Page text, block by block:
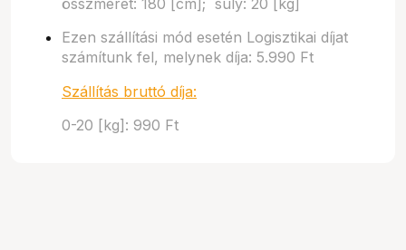
összméret: 180 [cm]; súly: 20 [kg]
Ezen szállítási mód esetén Logisztikai díjat
számítunk fel, melynek díja: 5.990 Ft
Szállítás bruttó díja:
0-20 [kg]: 990 Ft